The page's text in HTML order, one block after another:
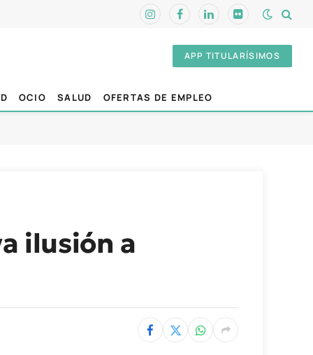
InstagramFacebookLinkedInFlickr
APP TITULARÍSIMOS
OCIO SALUD OFERTAS DE EMPLEO
ilusión a